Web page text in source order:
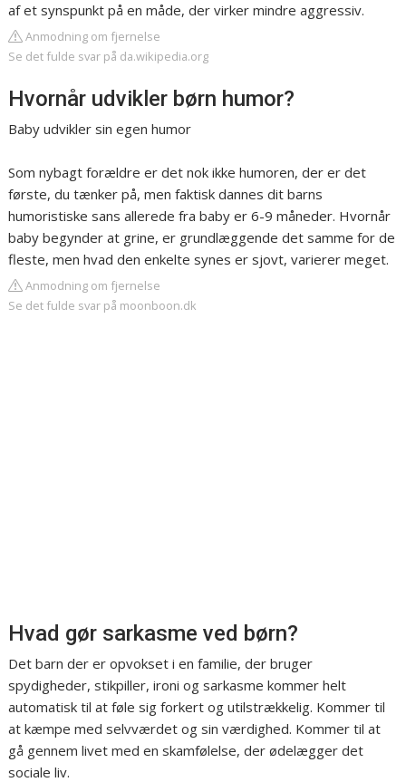
af et synspunkt på en måde, der virker mindre aggressiv.
Anmodning om fjernelse
Se det fulde svar på da.wikipedia.org
Hvornår udvikler børn humor?
Baby udvikler sin egen humor
Som nybagt forældre er det nok ikke humoren, der er det
første, du tænker på, men faktisk dannes dit barns
humoristiske sans allerede fra baby er 6-9 måneder. Hvornår
baby begynder at grine, er grundlæggende det samme for de
fleste, men hvad den enkelte synes er sjovt, varierer meget.
Anmodning om fjernelse
Se det fulde svar på moonboon.dk
Hvad gør sarkasme ved børn?
Det barn der er opvokset i en familie, der bruger
spydigheder, stikpiller, ironi og sarkasme kommer helt
automatisk til at føle sig forkert og utilstrækkelig. Kommer til
at kæmpe med selvværdet og sin værdighed. Kommer til at
gå gennem livet med en skamfølelse, der ødelægger det
sociale liv.